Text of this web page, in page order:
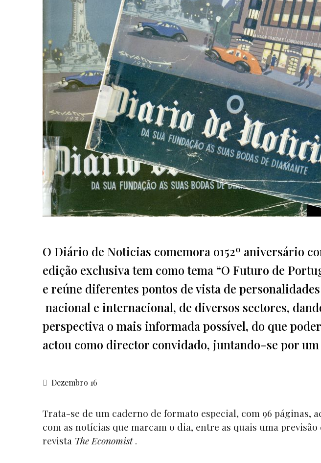
O Diário de Noticias comemora o152º aniversário
edição exclusiva tem como tema “O Futuro de
e reúne diferentes pontos de vista de
nacional e internacional, de diversos sectores,
perspectiva o mais informada possível, do que
actou como director convidado, juntando-se por
Dezembro 16
Trata-se de um caderno de formato especial, com 96 páginas,
com as notícias que marcam o dia, entre as quais uma
revista The Economist.